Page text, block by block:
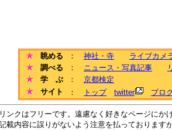
眺める ： 神社・寺
ライブカメ
調べる
： ニュース・写真記事
学 ぶ
： 京都検定
サイト
： トップ twitter ブロ
リンクはフリーです。遠慮なく好きなページに
載内容に誤りがないよう注意を払っております